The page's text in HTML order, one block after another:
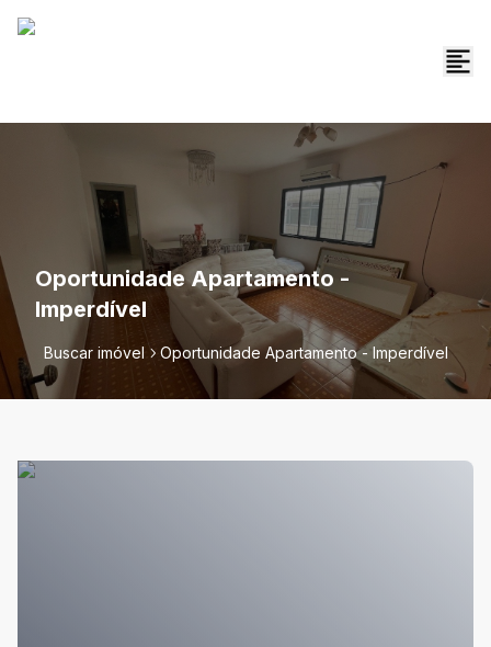
Oportunidade Apartamento -
Imperdível
Buscar imóvel Oportunidade Apartamento - Imperdível